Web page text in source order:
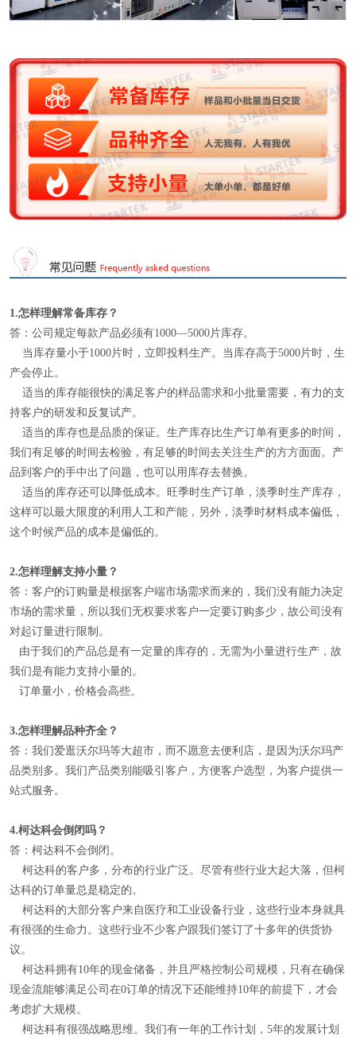
1.怎样理解常备库存？
答：公司规定每款产品必须有1000—5000片库存。
当库存量小于1000片时，立即投料生产。当库存高于5000片时，生
产会停止。
适当的库存能很快的满足客户的样品需求和小批量需要，有力的支
持客户的研发和反复试产。
适当的库存也是品质的保证。生产库存比生产订单有更多的时间，
我们有足够的时间去检验，有足够的时间去关注生产的方方面面。产
品到客户的手中出了问题，也可以用库存去替换。
适当的库存还可以降低成本。旺季时生产订单，淡季时生产库存，
这样可以最大限度的利用人工和产能，另外，淡季时材料成本偏低，
这个时候产品的成本是偏低的。
2.怎样理解支持小量？
答：客户的订购量是根据客户端市场需求而来的，我们没有能力决定
市场的需求量，所以我们无权要求客户一定要订购多少，故公司没有
对起订量进行限制。
由于我们的产品总是有一定量的库存的，无需为小量进行生产，故
我们是有能力支持小量的。
订单量小，价格会高些。
3.怎样理解品种齐全？
答：我们爱逛沃尔玛等大超市，而不愿意去便利店，是因为沃尔玛产
品类别多。我们产品类别能吸引客户，方便客户选型，为客户提供一
站式服务。
4.柯达科会倒闭吗？
答：柯达科不会倒闭。
柯达科的客户多，分布的行业广泛。尽管有些行业大起大落，但柯
达科的订单量总是稳定的。
柯达科的大部分客户来自医疗和工业设备行业，这些行业本身就具
有很强的生命力。这些行业不少客户跟我们签订了十多年的供货协
议。
柯达科拥有10年的现金储备，并且严格控制公司规模，只有在确保
现金流能够满足公司在0订单的情况下还能维持10年的前提下，才会
考虑扩大规模。
柯达科有很强战略思维。我们有一年的工作计划，5年的发展计划